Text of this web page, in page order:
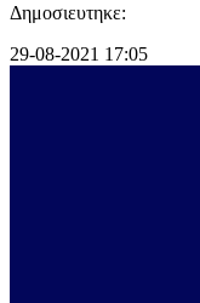
Δημοσιευτηκε:
29-08-2021 17:05